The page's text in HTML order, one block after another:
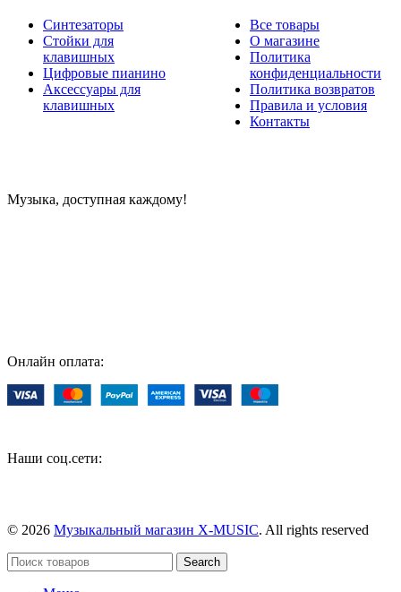
Синтезаторы
Стойки для
клавишных
Цифровые пианино
Аксессуары для
клавишных
Все товары
О магазине
Политика
конфиденциальности
Политика возвратов
Правила и условия
Контакты
Музыка, доступная каждому!
Онлайн оплата:
Наши соц.сети:
© 2026 Музыкальный магазин X-MUSIC. All rights reserved
Search